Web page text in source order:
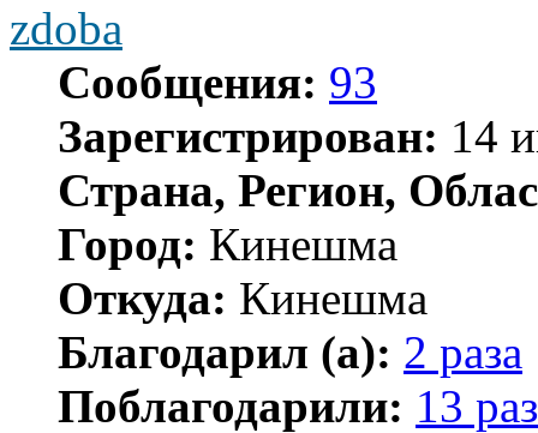
zdoba
Сообщения: 93
Зарегистрирован: 14
Страна, Регион,
Город: Кинешма
Откуда: Кинешма
Благодарил (а): 2 раза
Поблагодарили: 13 раз